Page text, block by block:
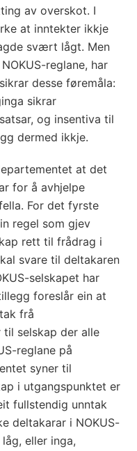
av overskot. I
at inntekter ikkje
svært lågt. Men
reglane, har
desse føremåla:
sikrar
og insentiva til
dermed ikkje.
at det
for å avhjelpe
For det fyrste
regel som gjev
rett til frådrag i
svare til deltakaren
selskapet har
foreslår ein at
frå
selskap der alle
reglane på
syner til
i utgangspunktet er
fullstendig unntak
deltakarar i NOKUS-
eller inga,